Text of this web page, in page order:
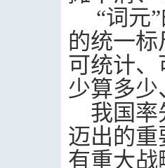
“词元
的统一
可统计、
少算多少
我国率
迈出的
有重大战